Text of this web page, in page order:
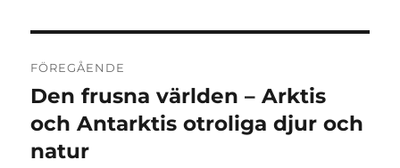
FÖREGÅENDE
Föregående
inlägg:
Den frusna världen – Arktis
och Antarktis otroliga djur och
natur